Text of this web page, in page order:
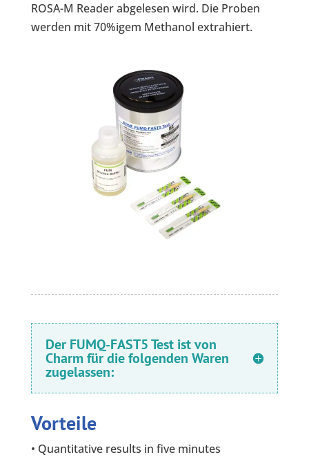
ROSA-M Reader abgelesen wird. Die Proben
werden mit 70%igem Methanol extrahiert.
Der FUMQ-FAST5 Test ist von
Charm für die folgenden Waren
zugelassen:
Vorteile
• Quantitative results in five minutes